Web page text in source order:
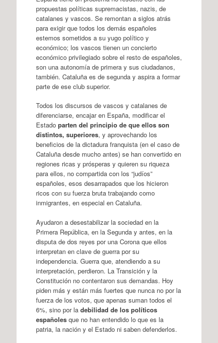
propuestas políticas supremacistas, nazis, de
catalanes y vascos. Se remontan a siglos atrás
para exigir que todos los demás españoles
estemos sometidos a su yugo político y
económico; los vascos tienen un concierto
económico privilegiado sobre el resto de españoles,
son una autonomía de primera y sus ciudadanos,
también. Cataluña es de segunda y aspira a formar
parte de ese club superior.
Todos los discursos de vascos y catalanes de
diferenciarse, encajar en España, modificar el
Estado parten del principio de que ellos son
distintos, superiores, y aprovechando los
beneficios de la dictadura franquista (en el caso de
Cataluña desde mucho antes) se han convertido en
regiones ricas y prósperas y quieren su riqueza
para ellos, no compartida con los “judíos”
españoles, esos desarrapados que los hicieron
ricos con su fuerza bruta trabajando como
inmigrantes, en especial en Cataluña.
Ayudaron a desestabilizar la sociedad en la
Primera República, en la Segunda y antes, en la
disputa de dos reyes por una Corona que ellos
interpretan en clave de guerra por su
independencia. Guerra que, atendiendo a su
interpretación, perdieron. La Transición y la
Constitución no contentaron sus demandas. Hoy
piden más y están más fuertes que nunca no por la
fuerza de los votos, que apenas suman todos el
6%, sino por la debilidad de los políticos
españolesque no han entendido lo que es la
patria, la nación y el Estado ni saben defenderlos.